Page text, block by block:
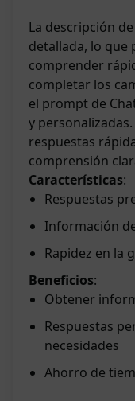
La descripción
detallada, lo que
comprender
completar los
el prompt de
y
respuestas
comprensión
Características:
Respuestas
Información
Rapidez en la
Beneficios:
Obtener
Respuestas
necesidades
Ahorro de